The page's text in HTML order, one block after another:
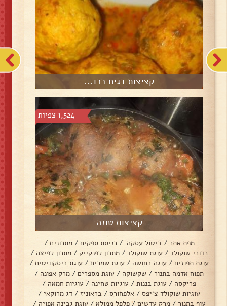
קציצות דגים ברו...
1,524 צפיות
קציצות טונה
מפת אתר / ביטול עסקה / כניסת ספקים / מתכונים /
כדורי שוקולד / עוגת שוקולד / מתכון לפנקייק / מתכון לפיצה /
עוגת תפוזים / עוגה בחושה / עוגת שמרים / עוגת ביסקוויטים /
תפוח אדמה בתנור / שקשוקה / עוגת מספרים / מרק אפונה /
פריקסה / עוגת בננות / עוגיות טחינה / עוגיות חמאה /
עוגיות שוקולד צ׳יפס / אלפחורס / בראוניז / דג מרוקאי /
עוף בתנור / מרק עדשים / פלפל ממולא / עוגת גבינה אפויה /